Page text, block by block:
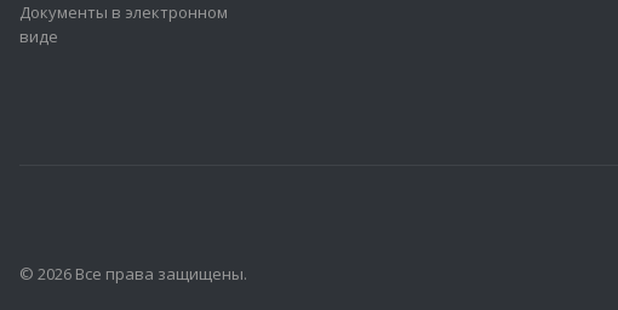
Документы в электронном
виде
© 2026 Все права защищены.